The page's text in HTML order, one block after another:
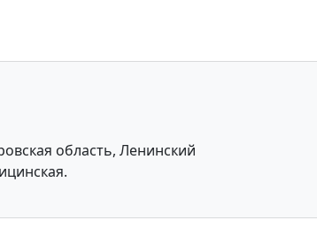
область, Ленинский